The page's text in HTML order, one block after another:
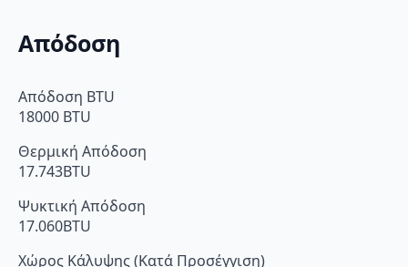
Απόδοση
Απόδοση BTU
18000 BTU
Θερμική Απόδοση
17.743BTU
Ψυκτική Απόδοση
17.060BTU
Χώρος Κάλυψης (Κατά Προσέγγιση)